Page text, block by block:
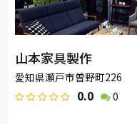
山本家具製作
愛知県瀬戸市曽野町226
0.0 0